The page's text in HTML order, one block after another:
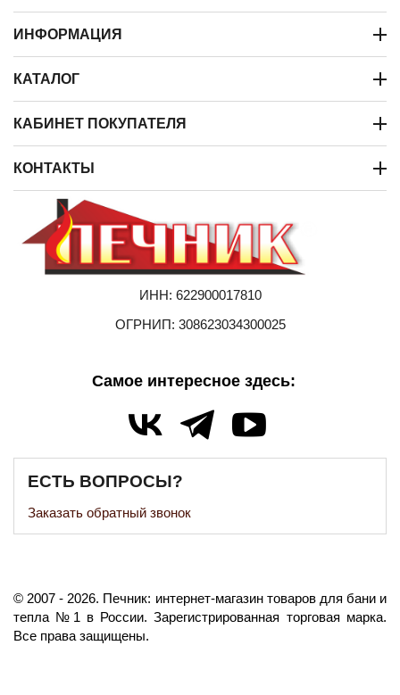
ИНФОРМАЦИЯ
КАТАЛОГ
КАБИНЕТ ПОКУПАТЕЛЯ
КОНТАКТЫ
ИНН: 622900017810
ОГРНИП: 308623034300025
Самое интересное здесь:
ЕСТЬ ВОПРОСЫ?
Заказать обратный звонок
©️ 2007 - 2026. Печник: интернет-магазин товаров для бани и
тепла №1 в России. Зарегистрированная торговая марка.
Все права защищены.